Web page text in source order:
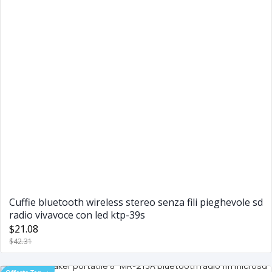
Cuffie bluetooth wireless stereo senza fili pieghevole sd
radio vivavoce con led ktp-39s
$21.08
$42.31